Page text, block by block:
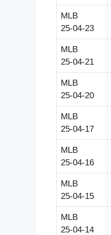
MLB
25-04-23
MLB
25-04-21
MLB
25-04-20
MLB
25-04-17
MLB
25-04-16
MLB
25-04-15
MLB
25-04-14